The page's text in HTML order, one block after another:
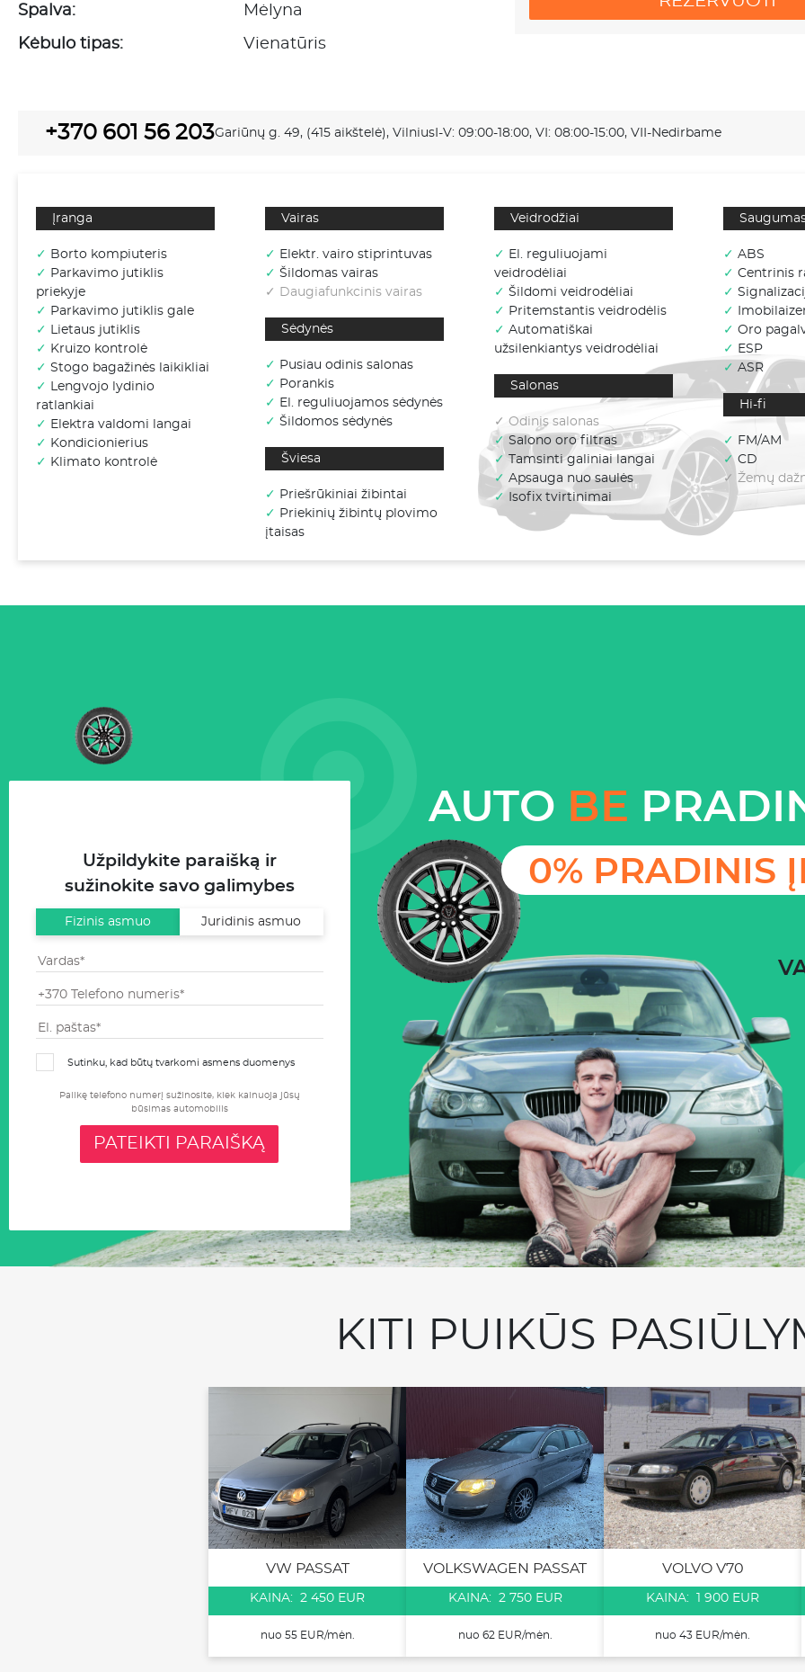
Spalva: Mėlyna
Kėbulo tipas: Vienatūris
+370 601 56 203Gariūnų g. 49, (415 aikštelė), VilniusI-V: 09:00-18:00, VI: 08:00-15:00, VII-Nedirbame
Įranga
✓ Borto kompiuteris
✓ Parkavimo jutiklis
priekyje
✓ Parkavimo jutiklis gale
✓ Lietaus jutiklis
✓ Kruizo kontrolė
✓ Stogo bagažinės laikikliai
✓ Lengvojo lydinio
ratlankiai
✓ Elektra valdomi langai
✓ Kondicionierius
✓ Klimato kontrolė
Vairas
✓ Elektr. vairo stiprintuvas
✓ Šildomas vairas
✓ Daugiafunkcinis vairas
Sėdynės
✓ Pusiau odinis salonas
✓ Porankis
✓ El. reguliuojamos sėdynės
✓ Šildomos sėdynės
Šviesa
✓ Priešrūkiniai žibintai
✓ Priekinių žibintų plovimo
įtaisas
Veidrodžiai
✓ El. reguliuojami
veidrodėliai
✓ Šildomi veidrodėliai
✓ Pritemstantis veidrodėlis
✓ Automatiškai
užsilenkiantys veidrodėliai
Salonas
✓ Odinis salonas
✓ Salono oro filtras
✓ Tamsinti galiniai langai
✓ Apsauga nuo saulės
✓
Isofix tvirtinimai
✓ ABS
✓ Centrinis
✓
✓
✓ Oro
✓ ESP
✓ ASR
Hi-fi
✓ FM/AM
✓CD
✓ Žemų
AUTO BE
0% PRADINIS
Užpildykite paraišką ir
sužinokite savo galimybes
Fizinis asmuo Juridinis asmuo
Sutinku, kad būtų tvarkomi asmens duomenys
Palikę telefono numerį sužinosite, kiek kainuoja jūsų
būsimas automobilis
PATEIKTI PARAIŠKĄ
KITI PUIKŪS
VW PASSAT
KAINA: 2 450 EUR
nuo 55 EUR/mėn.
VOLKSWAGEN PASSAT
KAINA: 2 750 EUR
nuo 62 EUR/mėn.
VOLVO V70
KAINA: 1 900 EUR
nuo 43 EUR/mėn.